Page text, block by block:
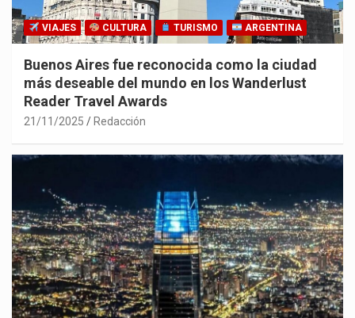
VIAJES CULTURA TURISMO ARGENTINA
Buenos Aires fue reconocida como la ciudad
más deseable del mundo en los Wanderlust
Reader Travel Awards
21/11/2025 Redacción